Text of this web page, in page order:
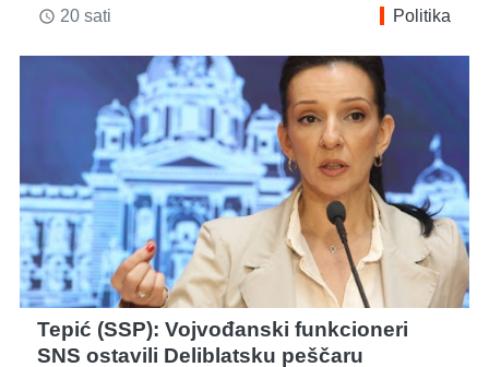
access_time 20 sati Politika
Tepić (SSP): Vojvođanski funkcioneri
SNS ostavili Deliblatsku peščaru